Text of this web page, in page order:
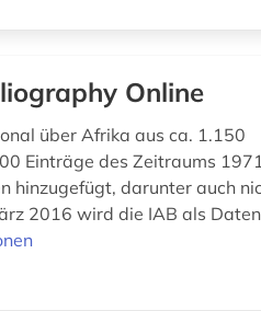
Online
über Afrika aus ca. 1.150
Einträge des Zeitraums
hinzugefügt, darunter auch
2016 wird die IAB als